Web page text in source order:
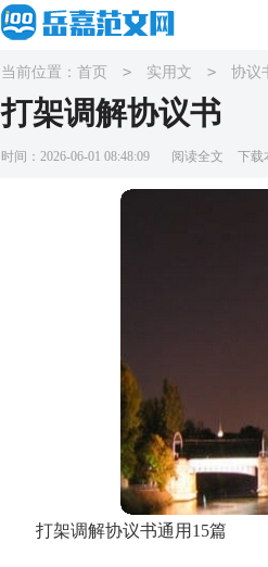
当前位置： 首页 > 实用文 > 协议
打架调解协议书
时间：2026-06-01 08:48:09 阅读全文 下载
打架调解协议书通用15篇